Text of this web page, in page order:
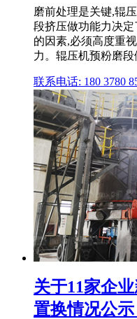
磨前处理是关键,辊
段挤压做功能力决
的因素,必须高度重
力。辊压机预粉磨段
联系电话: 180 3780
关于11家企
置换情况公示